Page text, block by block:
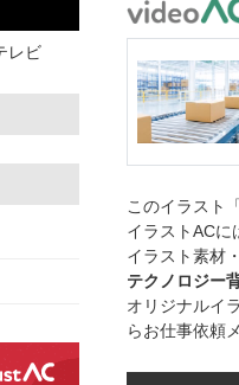
レビ
このイラスト「
イラストACに
イラスト素材
テクノロジー
オリジナルイ
らお仕事依頼